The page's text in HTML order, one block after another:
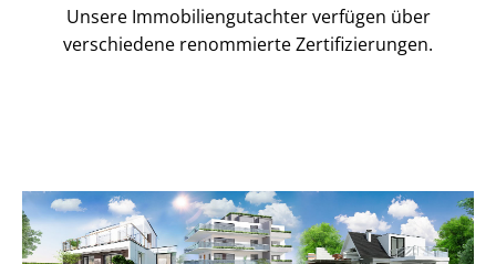
Unsere Immobilien­gutachter verfügen über
verschiedene renommierte Zer­ti­fi­zie­run­gen.